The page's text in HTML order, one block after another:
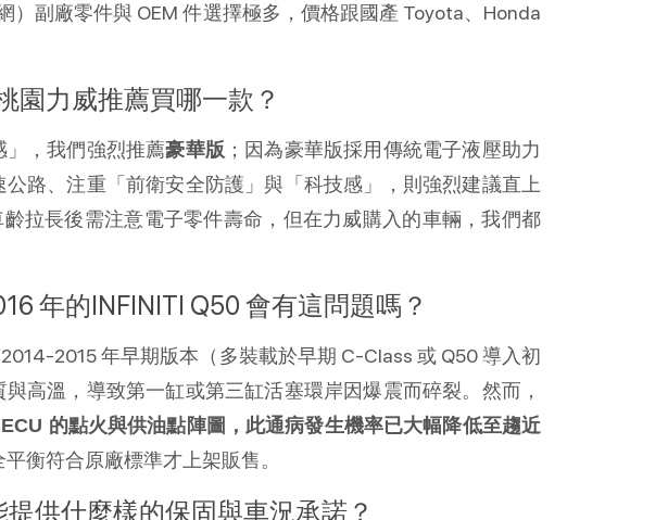
）副廠零件與 OEM 件選擇極多，價格跟國產 Toyota、Honda
園力威推薦買哪一款？
」，我們強烈推薦豪華版 ；因為豪華版採用傳統電子液壓助力
路、注重「前衛安全防護」與「科技感」，則強烈建議直上
拉長後需注意電子零件壽命，但在力威購入的車輛，我們都
年的INFINITI Q50 會有這問題嗎？
2015 年早期版本（多裝載於早期 C-Class 或 Q50 導入初
高溫，導致第一缸或第三缸活塞環岸因爆震而碎裂。然而，
的點火與供油點陣圖，此通病發生機率已大幅降低至趨近
衡符合原廠標準才上架販售。
供什麼樣的保固與車況承諾？